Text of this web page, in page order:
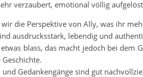
verzaubert, emotional völlig
die Perspektive von Ally, was ihr
ausdrucksstark, lebendig und
blass, das macht jedoch bei
Gedankengänge sind gut